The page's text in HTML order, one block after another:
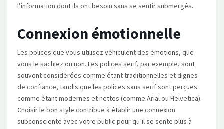
l’information dont ils ont besoin sans se sentir submergés.
Connexion émotionnelle
Les polices que vous utilisez véhiculent des émotions, que
vous le sachiez ou non. Les polices serif, par exemple, sont
souvent considérées comme étant traditionnelles et dignes
de confiance, tandis que les polices sans serif sont perçues
comme étant modernes et nettes (comme Arial ou Helvetica).
Choisir le bon style contribue à établir une connexion
subconsciente avec votre public pour qu’il se sente plus à